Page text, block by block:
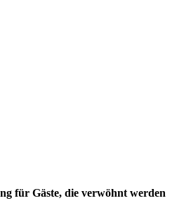
für Gäste, die verwöhnt werden